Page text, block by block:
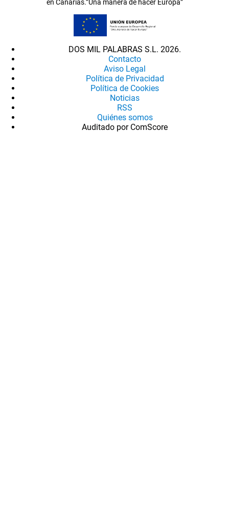
en Canarias.”Una manera de hacer Europa”
DOS MIL PALABRAS S.L. 2026.
Contacto
Aviso Legal
Política de Privacidad
Política de Cookies
Noticias
RSS
Quiénes somos
Auditado por ComScore